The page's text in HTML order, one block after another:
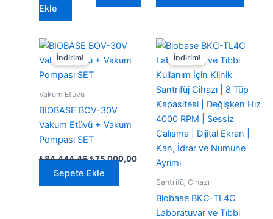
Ekle
İndirim!
Vakum Etüvü
BIOBASE BOV-30V
Vakum Etüvü + Vakum
Pompası SET
₺84.444,46 Orijinal
₺84.444,46.
₺75.000,00Şu
andaki
₺75.000,00.
Sepete Ekle
İndirim!
Santrifüj Cihazı
Biobase BKC-TL4C
Laboratuvar ve Tıbbi